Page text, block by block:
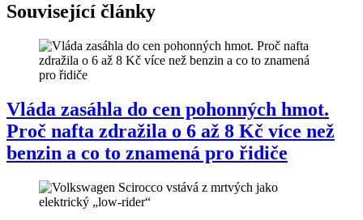
Související články
Vláda zasáhla do cen pohonných hmot.
Proč nafta zdražila o 6 až 8 Kč více než
benzin a co to znamená pro řidiče